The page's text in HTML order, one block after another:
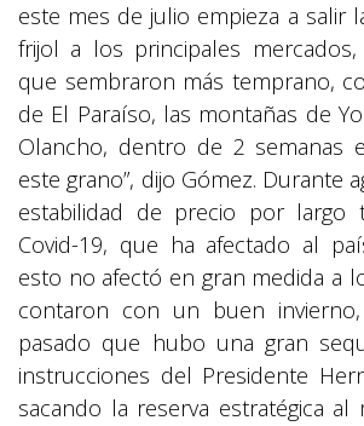
este mes de julio empieza a salir
frijol a los principales
que sembraron más temprano,
de El Paraíso, las montañas de
Olancho, dentro de 2 semanas
este grano”, dijo Gómez. Durante
estabilidad de precio por largo
Covid-19, que ha afectado al
esto no afectó en gran medida a
contaron con un buen
pasado que hubo una gran
instrucciones del Presidente
sacando la reserva estratégica al